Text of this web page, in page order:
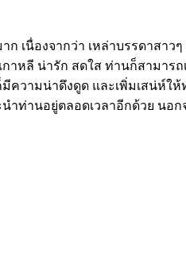
เนื่องจากว่า เหล่าบรรดาสาว
าหลี น่ารัก สดใส ท่านก็สามาร
วามน่าดึงดูด และเพิ่มเสน่ห์ใ
ท่านอยู่ตลอดเวลาอีกด้วย นอ